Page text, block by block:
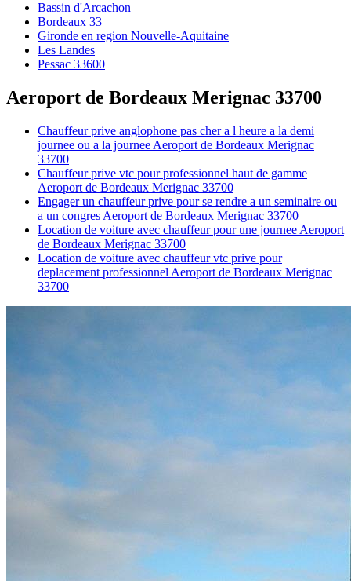
Bassin d'Arcachon
Bordeaux 33
Gironde en region Nouvelle-Aquitaine
Les Landes
Pessac 33600
Aeroport de Bordeaux Merignac 33700
Chauffeur prive anglophone pas cher a l heure a la demi
journee ou a la journee Aeroport de Bordeaux Merignac
33700
Chauffeur prive vtc pour professionnel haut de gamme
Aeroport de Bordeaux Merignac 33700
Engager un chauffeur prive pour se rendre a un seminaire ou
a un congres Aeroport de Bordeaux Merignac 33700
Location de voiture avec chauffeur pour une journee Aeroport
de Bordeaux Merignac 33700
Location de voiture avec chauffeur vtc prive pour
deplacement professionnel Aeroport de Bordeaux Merignac
33700